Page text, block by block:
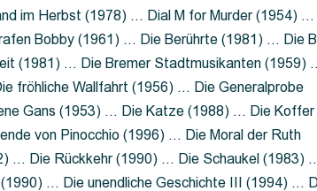
im Herbst (1978) … Dial M for Murder (1954) …
Bobby (1961) … Die Berührte (1981) … Die
(1981) … Die Bremer Stadtmusikanten (1959)
fröhliche Wallfahrt (1956) … Die Generalprobe
Gans (1953) … Die Katze (1988) … Die Koffer
von Pinocchio (1996) … Die Moral der Ruth
… Die Rückkehr (1990) … Die Schaukel (1983)
… Die unendliche Geschichte III (1994) …